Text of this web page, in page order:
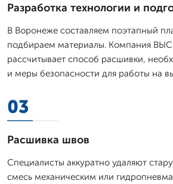
Разработка технологии и
В Воронеже составляем поэтапный
подбираем материалы. Компания
рассчитывает способ расшивки,
и меры безопасности для работы на
03
Расшивка швов
Специалисты аккуратно удаляют
смесь механическим или